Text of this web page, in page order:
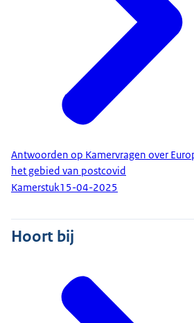
Antwoorden op Kamervragen over
het gebied van postcovid
Kamerstuk15-04-2025
Hoort bij